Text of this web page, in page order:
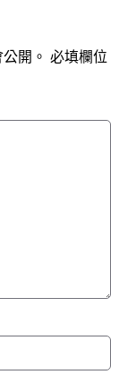
開。 必填欄位